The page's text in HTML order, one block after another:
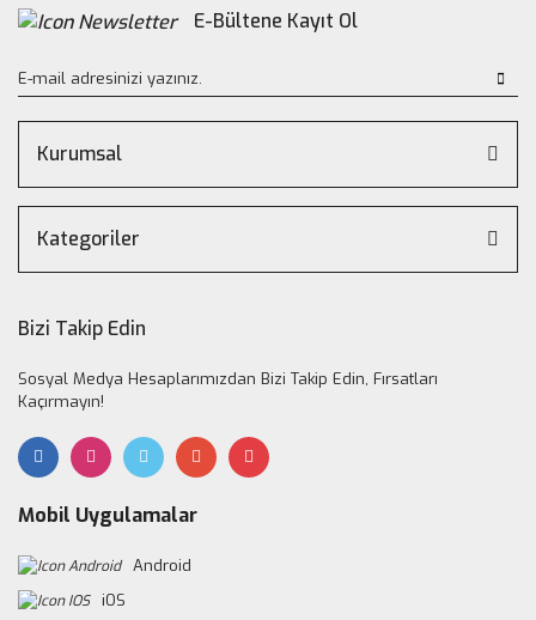
E-Bültene Kayıt Ol
Kurumsal
Kategoriler
Bizi Takip Edin
Sosyal Medya Hesaplarımızdan Bizi Takip Edin, Fırsatları
Kaçırmayın!
Mobil Uygulamalar
Android
iOS